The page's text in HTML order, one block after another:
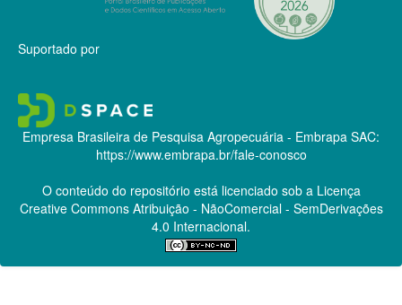
Suportado por
Empresa Brasileira de Pesquisa Agropecuária - Embrapa SAC:
https://www.embrapa.br/fale-conosco
O conteúdo do repositório está licenciado sob a Licença
Creative CommonsAtribuição - NãoComercial - SemDerivações
4.0 Internacional.